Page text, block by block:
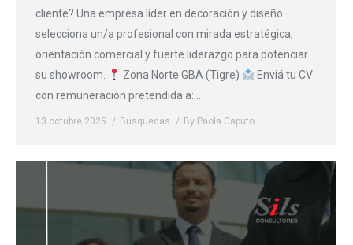
cliente? Una empresa líder en decoración y diseño
selecciona un/a profesional con mirada estratégica,
orientación comercial y fuerte liderazgo para potenciar
su showroom.
Zona Norte GBA (Tigre)
Enviá tu CV
con remuneración pretendida a:…
13 octubre 2025 Busquedas By Paola Caputo